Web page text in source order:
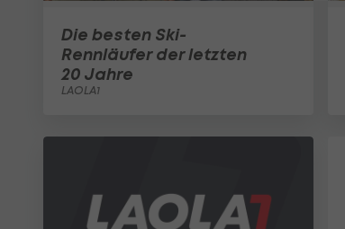
Die besten Ski-
Rennläufer der letzten
20 Jahre
LAOLA1